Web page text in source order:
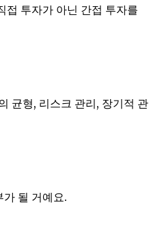
접 투자가 아닌 간접 투자를
균형, 리스크 관리, 장기적 관
될 거예요.